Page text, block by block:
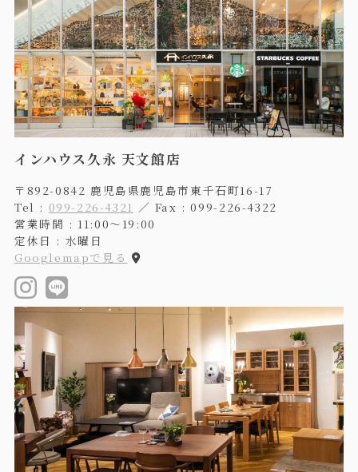
インハウス久永 天文館店
〒892-0842 鹿児島県鹿児島市東千石町16-17
Tel : 099-226-4321 ／ Fax : 099-226-4322
営業時間 : 11:00〜19:00
定休日 : 水曜日
Googlemapで見る